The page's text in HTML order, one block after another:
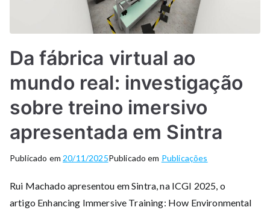
Da fábrica virtual ao
mundo real: investigação
sobre treino imersivo
apresentada em Sintra
Publicado em20/11/2025Publicado em Publicações
Rui Machado apresentou em Sintra, na ICGI 2025, o
artigo Enhancing Immersive Training: How Environmental